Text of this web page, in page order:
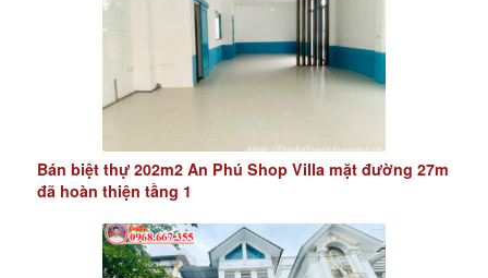
Bán biệt thự 202m2 An Phú Shop Villa mặt đường 27m
đã hoàn thiện tầng 1